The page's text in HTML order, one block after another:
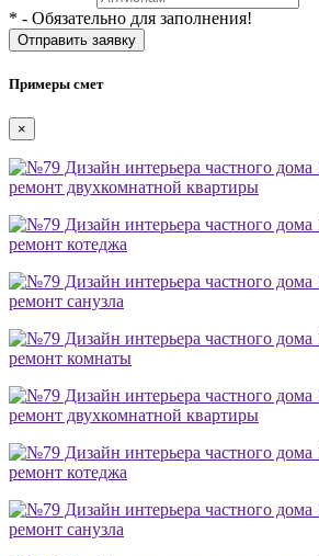
* - Обязательно для заполнения!
Примеры смет
×
ремонт двухкомнатной квартиры
ремонт котеджа
ремонт санузла
ремонт комнаты
ремонт двухкомнатной квартиры
ремонт котеджа
ремонт санузла